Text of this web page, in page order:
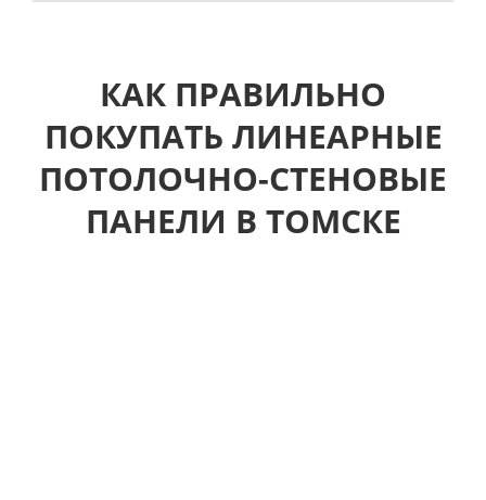
КАК ПРАВИЛЬНО
ПОКУПАТЬ ЛИНЕАРНЫЕ
ПОТОЛОЧНО-СТЕНОВЫЕ
ПАНЕЛИ В ТОМСКЕ